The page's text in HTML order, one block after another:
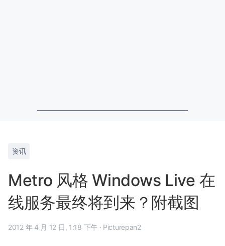
资讯
Metro 风格 Windows Live 在
线服务最终将到来？附截图
2012 年 4 月 12 日, 1:18 下午 · Picturepan2